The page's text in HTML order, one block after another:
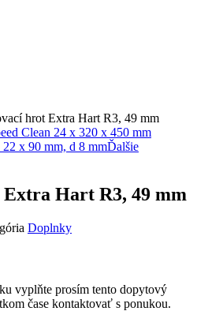
hrot Extra Hart R3, 49 mm
Clean 24 x 320 x 450 mm
x 90 mm, d 8 mmĎalšie
Hart R3, 49 mm
Doplnky
vyplňte prosím tento dopytový
čase kontaktovať s ponukou.